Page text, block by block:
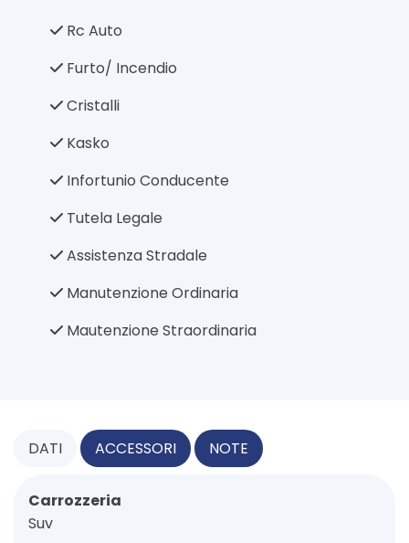
Rc Auto
Furto/ Incendio
Cristalli
Kasko
Infortunio Conducente
Tutela Legale
Assistenza Stradale
Manutenzione Ordinaria
Mautenzione Straordinaria
DATI ACCESSORI NOTE
Carrozzeria
Suv